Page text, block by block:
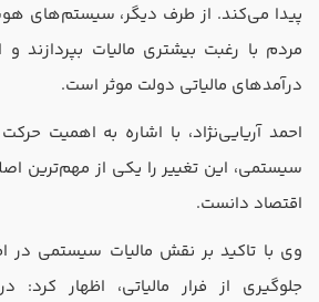
پیدا می‌کند. از طرف دیگر، سیستم‌های
مردم با رغبت بیشتری مالیات بپردازند و
درآمدهای مالیاتی دولت موثر است.
احمد آریایی‌نژاد، با اشاره به اهمیت
سیستمی، این تغییر را یکی از مهم‌ترین
اقتصاد دانست.
وی با تاکید بر نقش مالیات سیستمی در
جلوگیری از فرار مالیاتی، اظهار کرد: